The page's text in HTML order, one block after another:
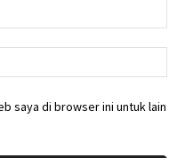
saya di browser ini untuk lain